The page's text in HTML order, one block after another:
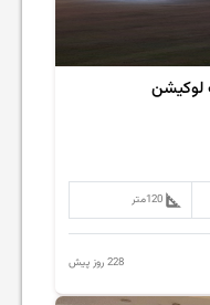
120متر
228 روز پیش